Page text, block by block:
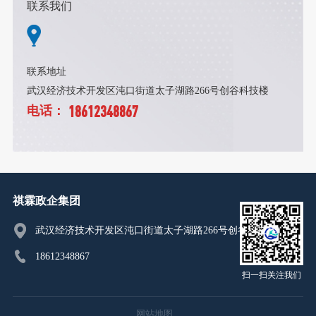
联系我们
联系地址
武汉经济技术开发区沌口街道太子湖路266号创谷科技楼
电话： 18612348867
扫一扫关注我们
祺霖政企集团
武汉经济技术开发区沌口街道太子湖路266号创谷科技楼
18612348867
网站地图